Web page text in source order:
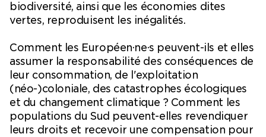
biodiversité, ainsi que les économies dites
vertes, reproduisent les inégalités.
Comment les Européen·ne·s peuvent-ils et elles
assumer la responsabilité des conséquences de
leur consommation, de l'exploitation
(néo-)coloniale, des catastrophes écologiques
et du changement climatique ? Comment les
populations du Sud peuvent-elles revendiquer
leurs droits et recevoir une compensation pour